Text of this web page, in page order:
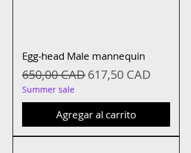
Egg-head Male mannequin
Precio
650,00 CADPrecio de oferta
617,50 CAD
Summer sale
Agregar al carrito